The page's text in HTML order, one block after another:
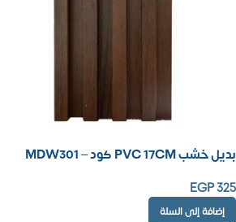
بديل خشب PVC 17CM كود – MDW301
EGP325
إضافة إلى السلة